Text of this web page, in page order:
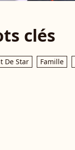
clés
De Star Famille